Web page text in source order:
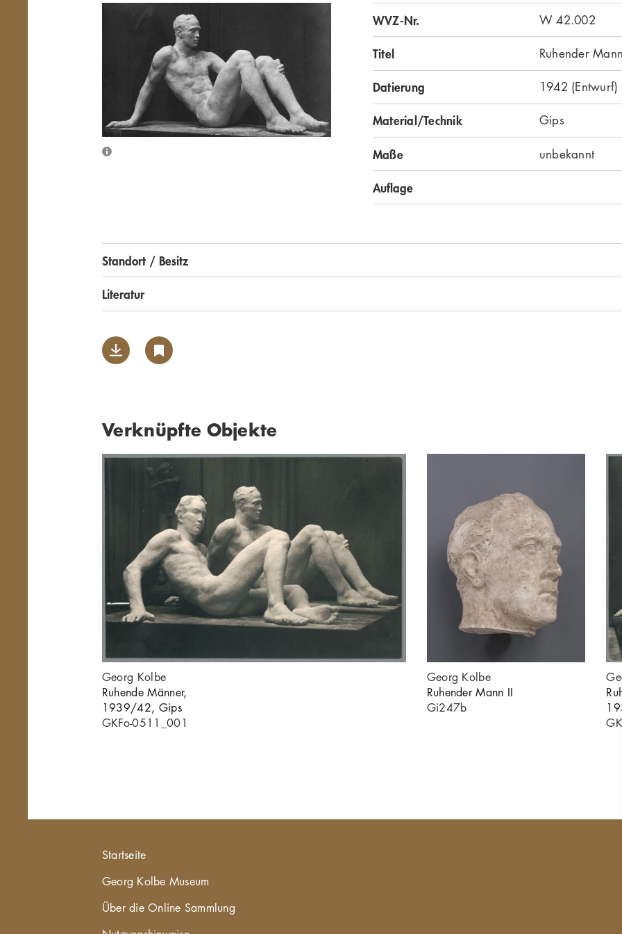
Übersicht schließen WVZ-Nr. W 42.002
Titel Ruhender
Datierung 1942 (Entwurf)
Material/Technik Gips
Maße unbekannt
Auflage
Standort / Besitz
Literatur
Verknüpfte Objekte
Georg Kolbe
Ruhende Männer,
1939/42, Gips
GKFo-0511_001
Georg Kolbe
Ruhender Mann II
Gi247b
Hauptnavigation
Startseite
Georg Kolbe Museum
Über die Online Sammlung